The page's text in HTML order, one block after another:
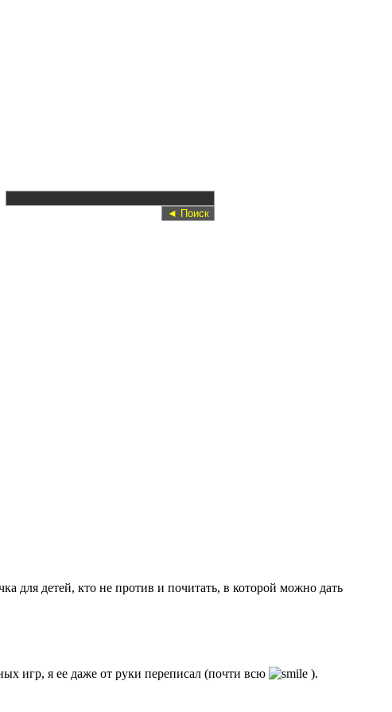
для детей, кто не против и почитать, в которой можно дать
игр, я ее даже от руки переписал (почти всю
).